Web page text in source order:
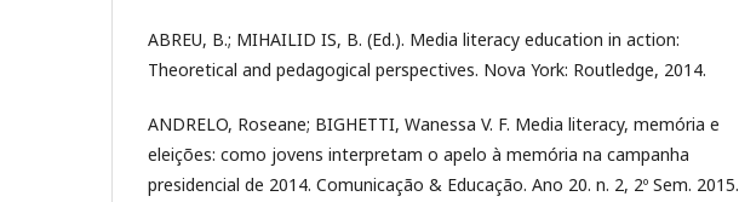
ABREU, B.; MIHAILID IS, B. (Ed.). Media literacy education in action:
Theoretical and pedagogical perspectives. Nova York: Routledge, 2014.
ANDRELO, Roseane; BIGHETTI, Wanessa V. F. Media literacy, memória e
eleições: como jovens interpretam o apelo à memória na campanha
presidencial de 2014. Comunicação & Educação. Ano 20. n. 2, 2º Sem. 2015.